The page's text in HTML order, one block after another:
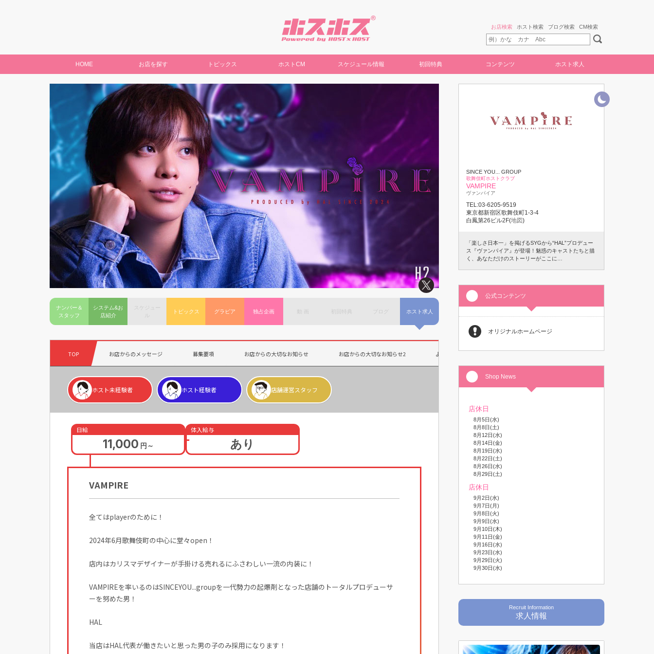
お店検索 ホスト検索 ブログ検索 CM検索
HOME お店を探す トピックス ホストCM スケジュール情報 初回特典 コンテンツ ホスト求人
ナンバー＆
スタッフ
システム&お
店紹介
スケジュー
トピックス グラビア 独占企画 初回特典 ブログ ホスト求人
TOP お店からのメッセージ 募集要項 お店からの大切なお知らせ お店からの大切なお知らせ2 よくある質問 採用プロセス 店舗情報
ホスト未経験者
ホスト未経験者
ホスト経験者 店舗運営スタッフ
日給
11,000 円 ～
体入給与
あり
VAMPIRE
全てはplayerのために！
2024年6月歌舞伎町の中心に堂々open！
店内はカリスマデザイナーが手掛ける売れるにふさわしい一流の内装に！
VAMPIREを率いるのはSINCEYOU...groupを一代勢力の起爆剤となった店舗のトータルプロデューサ
ーを努めた男！
HAL
当店はHAL代表が働きたいと思った男の子のみ採用になります！
SINCE YOU... GROUP
歌舞伎町ホストクラブ
VAMPIRE
ヴァンパイア
TEL:03-6205-9519
東京都新宿区歌舞伎町1-3-4
白鳳第26ビル2F(地図)
「楽しさ日本一」を掲げるSYGから“HAL”プロデュー
ス『ヴァンパイア』が登場！魅惑のキャストたちと描
く、あなただけのストーリーがここに…
公式コンテンツ
オリジナルホームページ
Shop News
店休日
8月5日(水)
8月8日(土)
8月12日(水)
8月14日(金)
8月19日(水)
8月22日(土)
8月26日(水)
8月29日(土)
店休日
9月2日(水)
9月7日(月)
9月8日(火)
9月9日(水)
9月10日(木)
9月11日(金)
9月16日(水)
9月23日(水)
9月29日(火)
9月30日(水)
Recruit Information
求人情報